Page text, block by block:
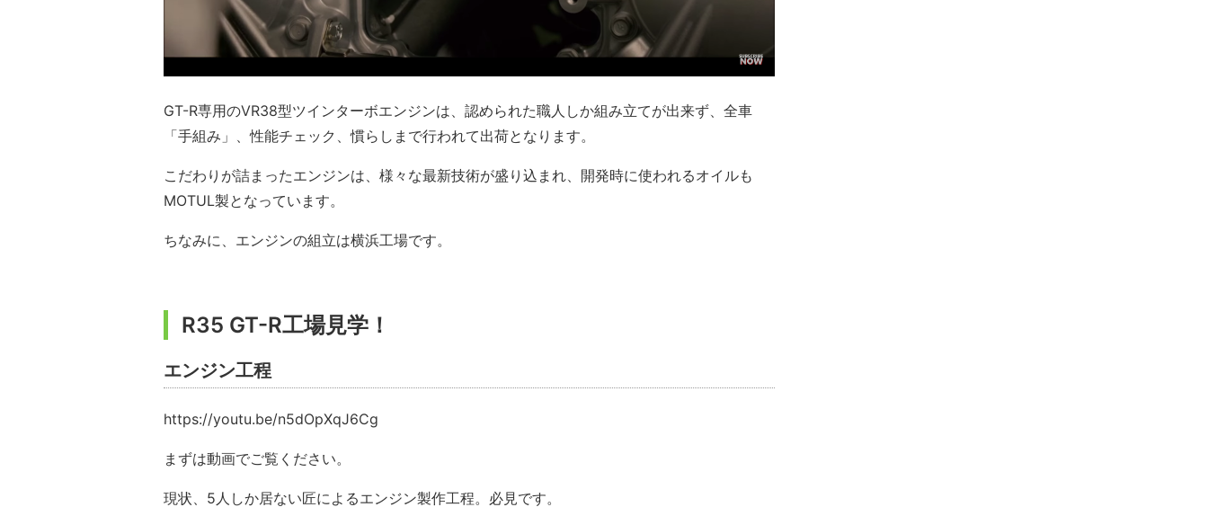
GT-R専用のVR38型ツインターボエンジンは、認められた職人しか組み立てが出来ず、全車
「手組み」、性能チェック、慣らしまで行われて出荷となります。
こだわりが詰まったエンジンは、様々な最新技術が盛り込まれ、開発時に使われるオイルも
MOTUL製となっています。
ちなみに、エンジンの組立は横浜工場です。
R35 GT-R工場見学！
エンジン工程
https://youtu.be/n5dOpXqJ6Cg
まずは動画でご覧ください。
現状、5人しか居ない匠によるエンジン製作工程。必見です。